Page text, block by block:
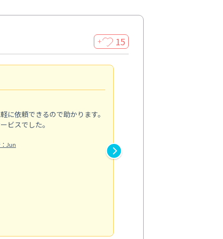
＋ 15
に依頼できるので助かります。
ビスでした。
Jun